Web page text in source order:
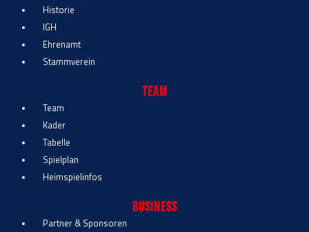
Historie
IGH
Ehrenamt
Stammverein
Team
Team
Kader
Tabelle
Spielplan
Heimspielinfos
Business
Partner & Sponsoren